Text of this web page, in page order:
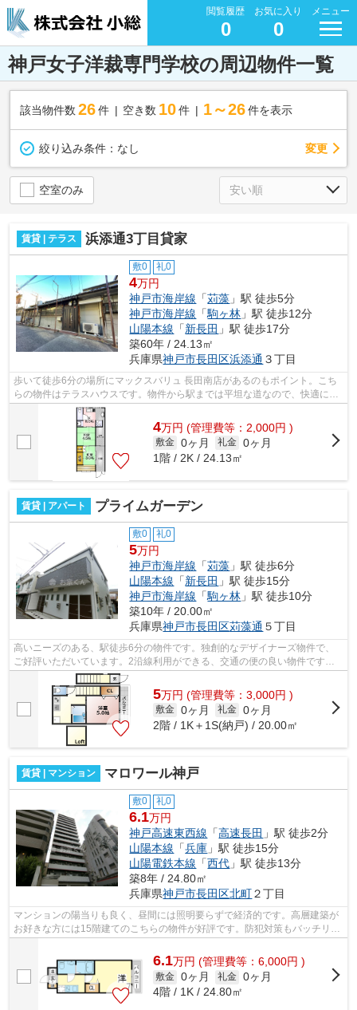
閲覧履歴
0
お気に入り
0
メニュー
神戸女子洋裁専門学校の周辺物件一覧
該当物件数 26件 空き数 10 件 1～26 件を表示
絞り込み条件： なし 変更
空室のみ
賃貸 | テラス 浜添通3丁目貸家
敷0 礼0
4万円
神戸市海岸線 「苅藻 」駅 徒歩5分
神戸市海岸線 「駒ヶ林 」駅 徒歩12分
山陽本線 「新長田 」駅 徒歩17分
築60年 / 24.13㎡
兵庫県神戸市長田区浜添通 ３丁目
歩いて徒歩6分の場所にマックスバリュ 長田南店があるのもポイント。こち
らの物件はテラスハウスです。物件から駅までは平坦な道なので、快適に移
動できます。2沿線利用可能なテラスハ...
4万円 (管理費等：2,000円 )
敷金 0ヶ月 礼金 0ヶ月
1階 / 2K / 24.13㎡
賃貸 | アパート プライムガーデン
敷0 礼0
5万円
神戸市海岸線 「苅藻 」駅 徒歩6分
山陽本線 「新長田 」駅 徒歩15分
神戸市海岸線 「駒ヶ林 」駅 徒歩10分
築10年 / 20.00㎡
兵庫県神戸市長田区苅藻通 ５丁目
高いニーズのある、駅徒歩6分の物件です。独創的なデザイナーズ物件で、
ご好評いただいています。2沿線利用ができる、交通の便の良い物件です。
昼間の電気代も抑えられる、明るい室内...
5万円 (管理費等：3,000円 )
敷金 0ヶ月 礼金 0ヶ月
2階 / 1K＋1S(納戸) / 20.00㎡
賃貸 | マンション マロワール神戸
敷0 礼0
6.1万円
神戸高速東西線 「高速長田 」駅 徒歩2分
山陽本線 「兵庫 」駅 徒歩15分
山陽電鉄本線 「西代 」駅 徒歩13分
築8年 / 24.80㎡
兵庫県神戸市長田区北町２丁目
マンションの陽当りも良く、昼間には照明要らずで経済的です。高層建築が
お好きな方には15階建てのこちらの物件が好評です。防犯対策もバッチリな
6.1万円 (管理費等：6,000円 )
敷金 0ヶ月 礼金 0ヶ月
4階 / 1K / 24.80㎡